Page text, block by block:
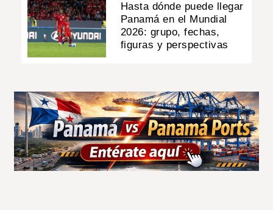
Hasta dónde puede llegar
Panamá en el Mundial
2026: grupo, fechas,
figuras y perspectivas